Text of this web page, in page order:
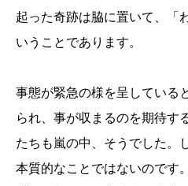
起った奇跡は脇に置いて、「
いうことであります。
事態が緊急の様を呈している
られ、事が収まるのを期待す
たちも嵐の中、そうでした。
本質的なことではないのです